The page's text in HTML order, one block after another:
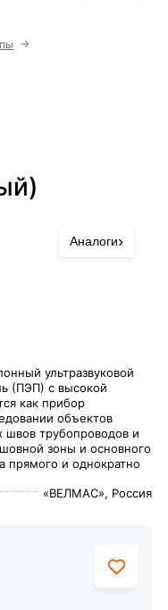
→
Аналоги›
ультразвуковой
(ПЭП) с высокой
как прибор
объектов
трубопроводов и
зоны и основного
и однократно
«ВЕЛМАС», Россия